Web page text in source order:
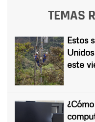
TEMAS
Estos
este